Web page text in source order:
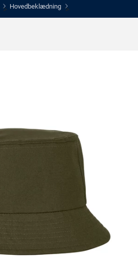
> Hovedbeklædning >